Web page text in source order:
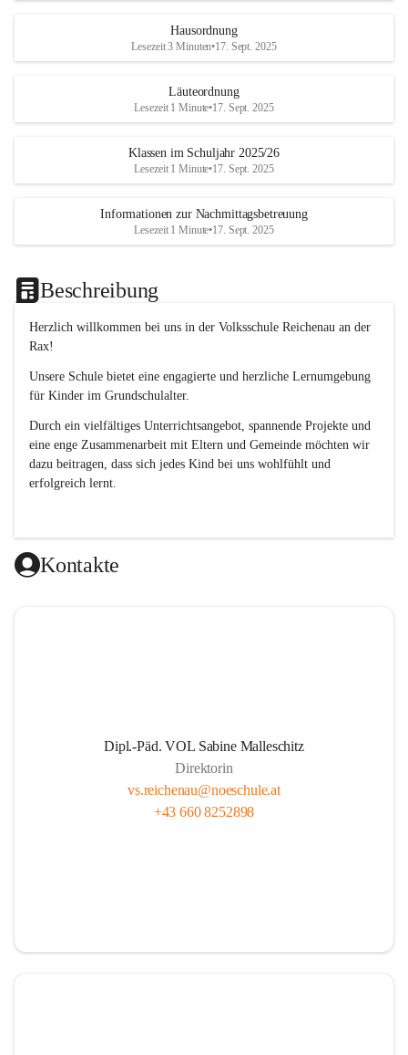
Hausordnung
Lesezeit 3 Minuten•17. Sept. 2025
Läuteordnung
Lesezeit 1 Minute•17. Sept. 2025
Klassen im Schuljahr 2025/26
Lesezeit 1 Minute•17. Sept. 2025
Informationen zur Nachmittagsbetreuung
Lesezeit 1 Minute•17. Sept. 2025
Beschreibung
Herzlich willkommen bei uns in der Volksschule Reichenau an der
Rax!
Unsere Schule bietet eine engagierte und herzliche Lernumgebung
für Kinder im Grundschulalter.
Durch ein vielfältiges Unterrichtsangebot, spannende Projekte und
eine enge Zusammenarbeit mit Eltern und Gemeinde möchten wir
dazu beitragen, dass sich jedes Kind bei uns wohlfühlt und
erfolgreich lernt.
Kontakte
Dipl.-Päd. VOL Sabine Malleschitz
Direktorin
vs.reichenau@noeschule.at
+43 660 8252898